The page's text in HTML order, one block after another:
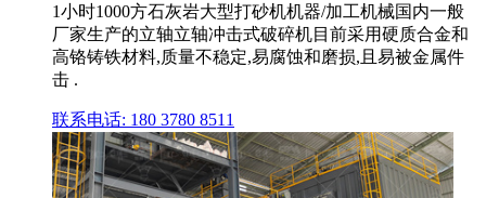
1小时1000方石灰岩大型打砂机机器/加工机械国内一般
厂家生产的立轴立轴冲击式破碎机目前采用硬质合金和
高铬铸铁材料,质量不稳定,易腐蚀和磨损,且易被金属件
击 .
联系电话: 180 3780 8511